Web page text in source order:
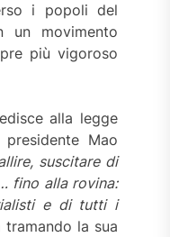
i popoli del
un movimento
più vigoroso
alla legge
Mao
suscitare di
fino alla rovina:
e di tutti i
tramando la sua